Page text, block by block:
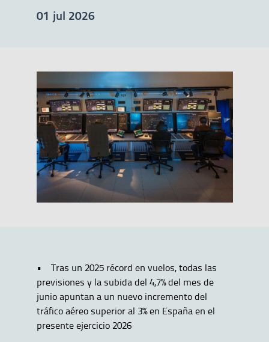
01 jul 2026
• Tras un 2025 récord en vuelos, todas las
previsiones y la subida del 4,7% del mes de
junio apuntan a un nuevo incremento del
tráfico aéreo superior al 3% en España en el
presente ejercicio 2026